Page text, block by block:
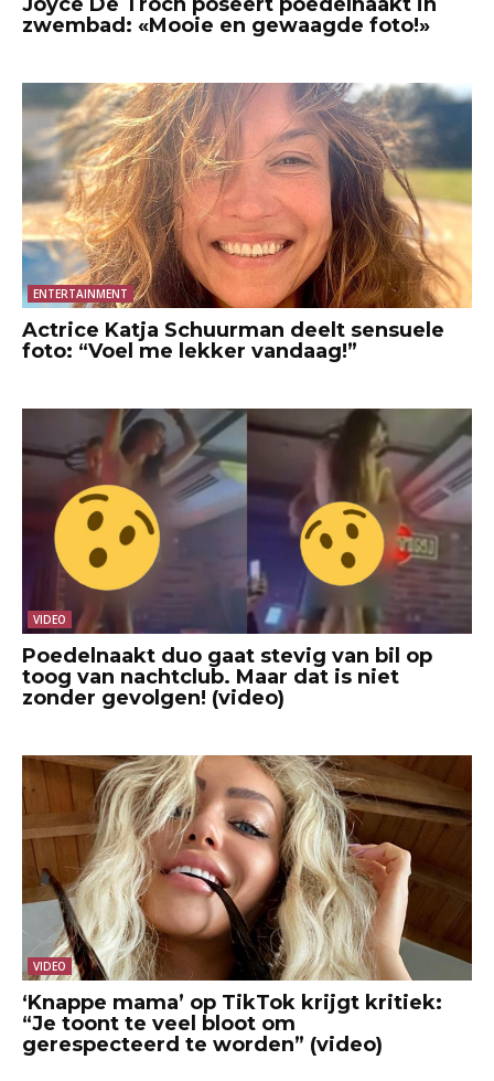
zwembad: «Mooie en gewaagde foto!»
ENTERTAINMENT
Actrice Katja Schuurman deelt sensuele
foto: “Voel me lekker vandaag!”
VIDEO
Poedelnaakt duo gaat stevig van bil op
toog van nachtclub. Maar dat is niet
zonder gevolgen! (video)
VIDEO
‘Knappe mama’ op TikTok krijgt kritiek:
“Je toont te veel bloot om
gerespecteerd te worden” (video)